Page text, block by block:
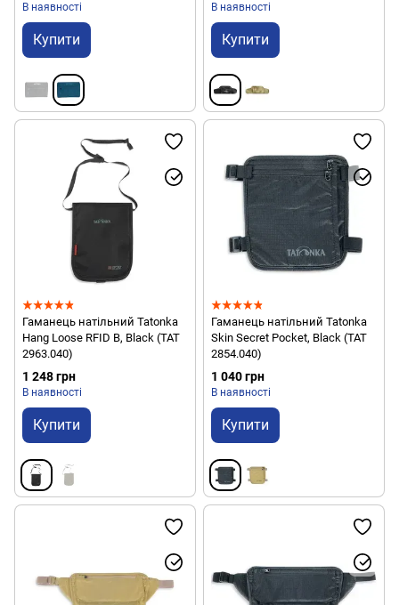
В наявності
Купити
В наявності
Купити
Гаманець натільний Tatonka
Hang Loose RFID B, Black (TAT
2963.040)
1 248 грн
В наявності
Купити
Гаманець натільний Tatonka
Skin Secret Pocket, Black (TAT
2854.040)
1 040 грн
В наявності
Купити